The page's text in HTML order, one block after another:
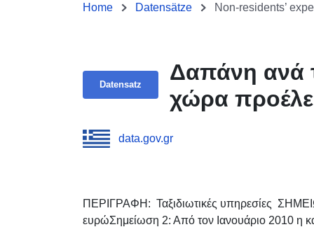
Home Datensätze
Datensatz
Δαπάνη ανά
χώρα
data.gov.gr
ΠΕΡΙΓΡΑΦΗ: Ταξιδιωτικές υπηρεσίες
ευρώΣημείωση 2: Από τον Ιανουάριο 2010 η